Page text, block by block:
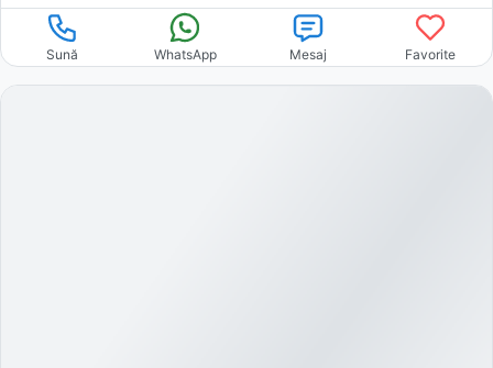
Sună WhatsApp Mesaj Favorite